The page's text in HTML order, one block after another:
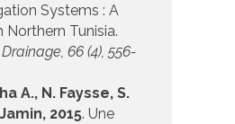
Systems : A
Northern Tunisia.
66 (4), 556-
A., N. Faysse, S.
2015. Une